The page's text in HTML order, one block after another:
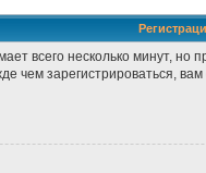
всего несколько минут,
чем зарегистрироваться,